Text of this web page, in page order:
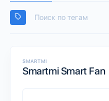
SMARTMI
Smartmi Smart Fan